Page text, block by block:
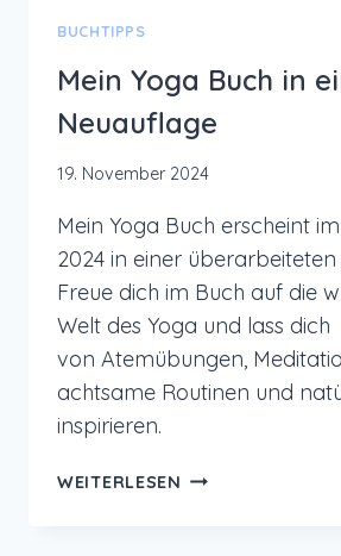
BUCHTIPPS
Mein Yoga Buch in
Neuauflage
19. November 2024
Mein Yoga Buch erscheint
2024 in einer
Freue dich im Buch auf die
Welt des Yoga und lass dich
von Atemübungen,
achtsame Routinen und
inspirieren.
WEITERLESEN MEIN